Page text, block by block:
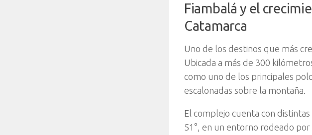
Fiambalá y el
Catamarca
Uno de los destinos que más
Ubicada a más de 300
como uno de los principales
escalonadas sobre la montaña.
El complejo cuenta con
51°, en un entorno rodeado